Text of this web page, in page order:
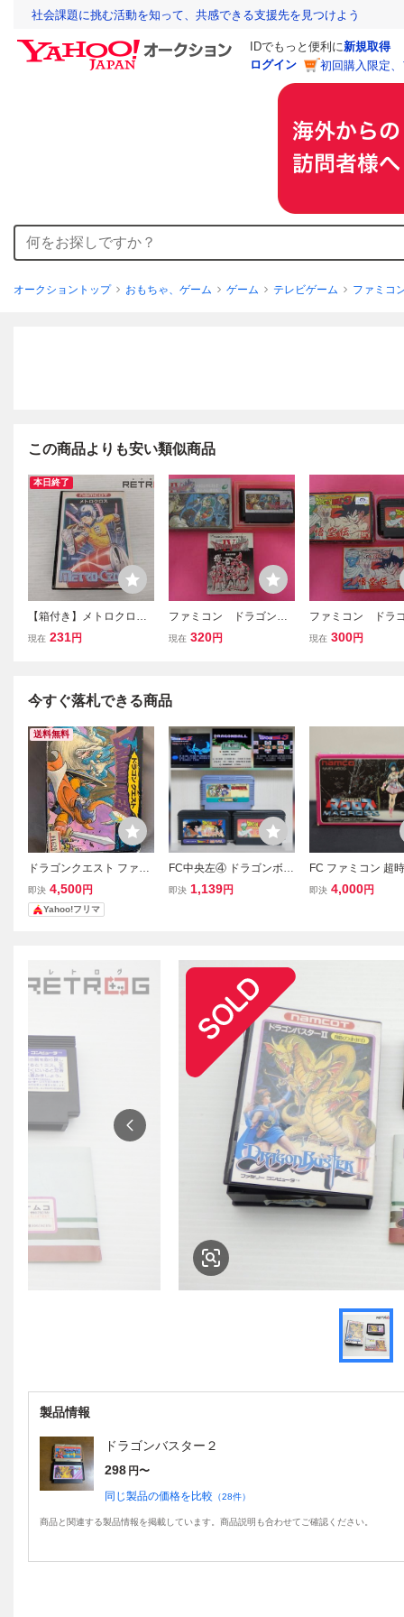
社会課題に挑む活動を知って、共感できる支援先を見つけよう
IDでもっと便利に新規取得
ログイン
初回購入限定
オークショントップ おもちゃ、ゲーム ゲーム テレビゲーム ファミコ
この商品よりも安い類似商品
本日終了
【箱付き】メトロクロス
ファミコン FC
現在 231円
ファミコン ドラゴンク
エストⅣ 箱 説明書付
現在 320円
ファミコン ドラ
ール３ 悟空伝
現在 300円
今すぐ落札できる商品
送料無料
ドラゴンクエスト ファミ
コン FC エニックス 箱付
き
即決 4,500円
Yahoo!フリマ
FC中央左④ ドラゴンボー
ル3 悟空伝 強襲サイヤ人
即決 1,139円
FC ファミコン 超
塞マクロス ソフト
即決 4,000円
製品情報
ドラゴンバスター２
298 円〜
同じ製品の価格を比較 （28件）
商品と関連する製品情報を掲載しています。商品説明も合わせてご確認ください。